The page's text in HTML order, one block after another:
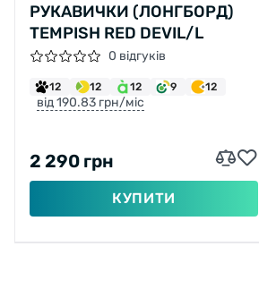
РУКАВИЧКИ (ЛОНГБОРД)
TEMPISH RED DEVIL/L
0 відгуків
12 12 12 9 12
від 190.83 грн/міс
2 290 грн
КУПИТИ